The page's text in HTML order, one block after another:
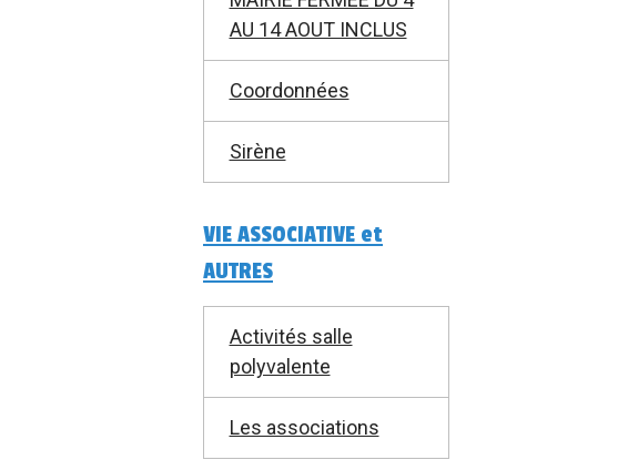
AU 14 AOUT INCLUS
Coordonnées
Sirène
VIE ASSOCIATIVE et
AUTRES
Activités salle
polyvalente
Les associations